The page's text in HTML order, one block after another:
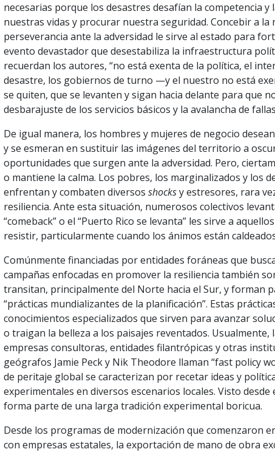
necesarias porque los desastres desafían la competencia
nuestras vidas y procurar nuestra seguridad. Concebir a
perseverancia ante la adversidad le sirve al estado para
evento devastador que desestabiliza la infraestructura
recuerdan los autores, “no está exenta de la política, el
desastre, los gobiernos de turno —y el nuestro no está
se quiten, que se levanten y sigan hacia delante para que
desbarajuste de los servicios básicos y la avalancha de
De igual manera, los hombres y mujeres de negocio
y se esmeran en sustituir las imágenes del territorio a
oportunidades que surgen ante la adversidad. Pero,
o mantiene la calma. Los pobres, los marginalizados y los
enfrentan y combaten diversos shocksy estresores, rara
resiliencia. Ante esta situación, numerosos colectivos
“comeback” o el “Puerto Rico se levanta” les sirve a
resistir, particularmente cuando los ánimos están
Comúnmente financiadas por entidades foráneas que
campañas enfocadas en promover la resiliencia también
transitan, principalmente del Norte hacia el Sur, y forman
“prácticas mundializantes de la planificación”. Estas
conocimientos especializados que sirven para avanzar
o traigan la belleza a los paisajes reventados.
empresas consultoras, entidades filantrópicas y otras
geógrafos Jamie Peck y Nik Theodore llaman “fast policy
de peritaje global se caracterizan por recetar ideas y
experimentales en diversos escenarios locales. Visto
forma parte de una larga tradición experimental boricua.
Desde los programas de modernización que comenzaron
con empresas estatales, la exportación de mano de obra